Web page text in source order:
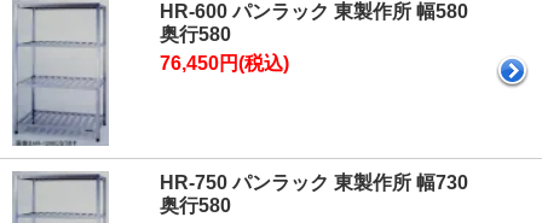
HR-600 パンラック 東製作所 幅580
奥行580
76,450円(税込)
HR-750 パンラック 東製作所 幅730
奥行580